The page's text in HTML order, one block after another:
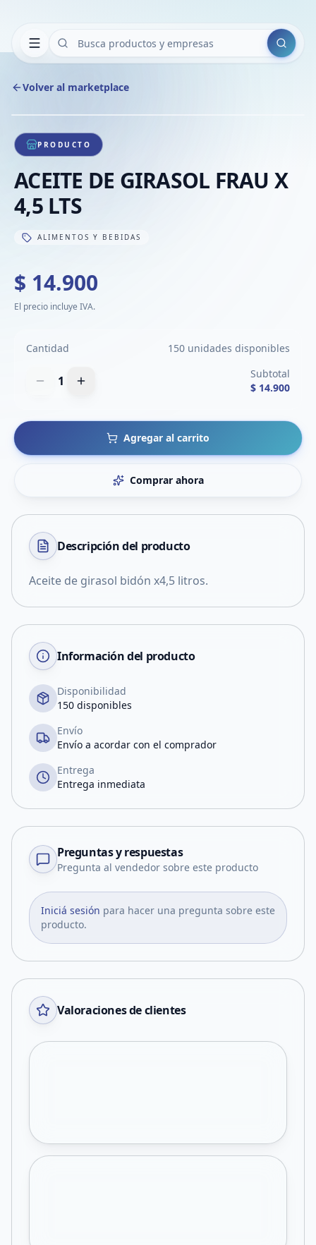
Buscar
Volver al marketplace
1/1
PRODUCTO
ACEITE DE GIRASOL FRAU X
4,5 LTS
ALIMENTOS Y BEBIDAS
$ 14.900
El precio incluye IVA.
Cantidad 150 unidades disponibles
1
Subtotal
$ 14.900
Agregar al carrito
Comprar ahora
Descripción del producto
Aceite de girasol bidón x4,5 litros.
Información del producto
Disponibilidad
150 disponibles
Envío
Envío a acordar con el comprador
Entrega
Entrega inmediata
Preguntas y respuestas
Pregunta al vendedor sobre este producto
Iniciá sesión para hacer una pregunta sobre este
producto.
Valoraciones de clientes